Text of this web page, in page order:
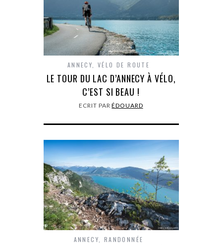
ANNECY VÉLO DE ROUTE
LE TOUR DU LAC D’ANNECY À VÉLO,
C’EST SI BEAU !
ECRIT PARÉDOUARD
ANNECY RANDONNÉE